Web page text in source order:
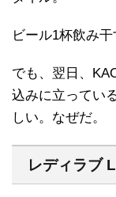
ビール1杯飲み
でも、翌日、
込みに立ってい
しい。なぜだ。
レディラブ